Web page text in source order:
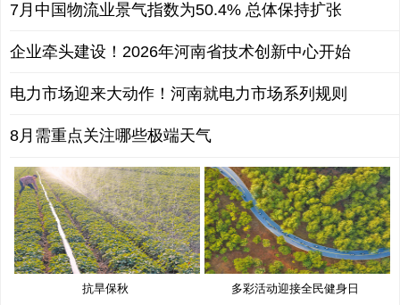
7月中国物流业景气指数为50.4% 总体保持扩张
企业牵头建设！2026年河南省技术创新中心开始
电力市场迎来大动作！河南就电力市场系列规则
8月需重点关注哪些极端天气
抗旱保秋 多彩活动迎接全民健身日